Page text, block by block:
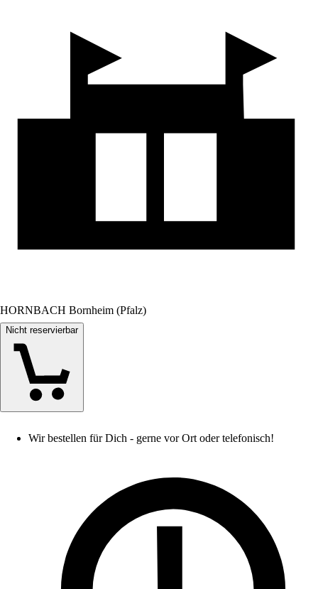
HORNBACH Bornheim (Pfalz)
Nicht reservierbar
Wir bestellen für Dich - gerne vor Ort oder telefonisch!